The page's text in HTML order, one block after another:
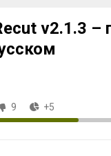
v2.1.3 –
9 +5